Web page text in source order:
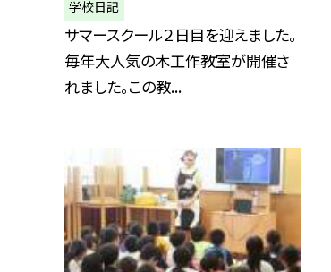
学校日記
サマースクール２日目を迎えました。
毎年大人気の木工作教室が開催さ
れました。この教...